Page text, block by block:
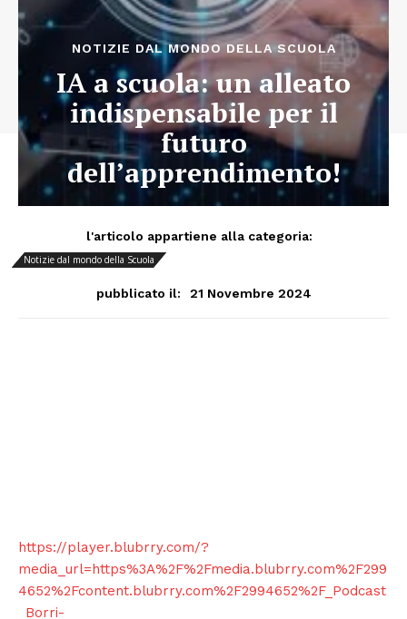
NOTIZIE DAL MONDO DELLA SCUOLA
IA a scuola: un alleato
indispensabile per il
futuro
dell’apprendimento!
l'articolo appartiene alla categoria:
Notizie dal mondo della Scuola
pubblicato il: 21 Novembre 2024
https://player.blubrry.com/?
media_url=https%3A%2F%2Fmedia.blubrry.com%2F299
4652%2Fcontent.blubrry.com%2F2994652%2F_Podcast
_Borri-